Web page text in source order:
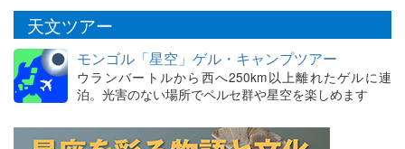
天文ツアー
モンゴル「星空」ゲル・キャンプツアー
ウランバートルから西へ250km以上離れたゲルに連
泊。光害のない場所でペルセ群や星空を楽しめます